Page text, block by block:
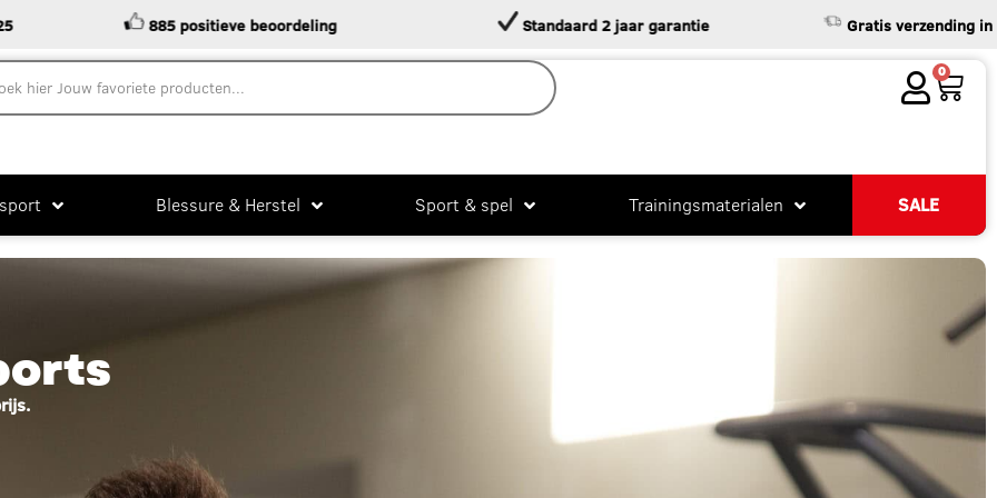
885 positieve beoordeling Standaard 2 jaar garantie Gratis verzending in NL & BE
0
Blessure & Herstel Sport & spel Trainingsmaterialen SALE